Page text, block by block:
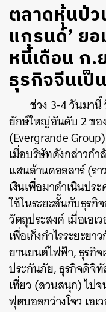
ตลาดหุ้นป่ว
แกรนด์’ ย
หนี้เดือน ก.
ธุรกิจจีนเป็
ช่วง 3-4 วันมา
ยักษ์ใหญ่อันดับ 2 ขอ
(Evergrande
เมื่อบริษัทดังกล่าวก
แสนล้านดอลลาร์(ร
เงินเพื่อมาดำเนินปร
ใช้ในระยะสั้นกับธุร
วัตถุประสงค์ เมื่อเอ
เพื่อเก็งกำไรระยะย
ยานยนต์ไฟฟ้า,ธุรกิ
ประกันภัย,ธุรกิจดิจิทั
เที่ยว (สวนสนุก)ไปจ
ฟุตบอลกว่างโจว เอเ